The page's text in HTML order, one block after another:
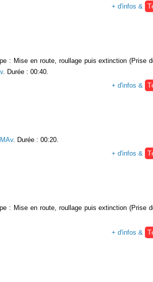
+ d'infos &
: Mise en route, roullage puis extinction (Prise
. Durée : 00:40.
+ d'infos &
. Durée : 00:20.
+ d'infos &
: Mise en route, roullage puis extinction (Prise
+ d'infos &